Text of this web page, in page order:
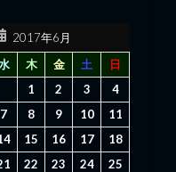
2017年6月
木 金 土
日
1
2 3
4
7 8 9 10
11
15 16 17
18
22 23 24
25